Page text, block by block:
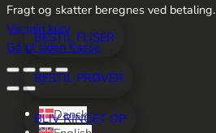
BESTIL FLISER
BESTIL PRØVER
BLIV RINGET OP
Varer
i
indkøbskurv
Fragt og skatter beregnes ved betaling.
Vis min kurv
Gå til siden Kasse
Dansk